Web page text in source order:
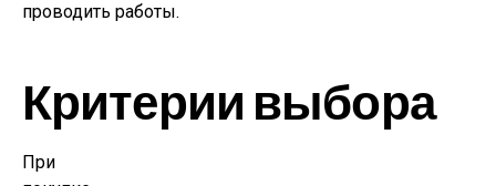
проводить работы.
Критерии выбора
При